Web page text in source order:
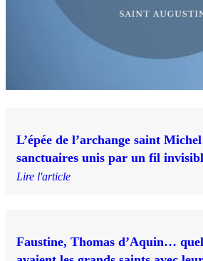
L’épée de l’archange saint
sanctuaires unis par un fil
Lire l'article
Faustine, Thomas d’Aquin…